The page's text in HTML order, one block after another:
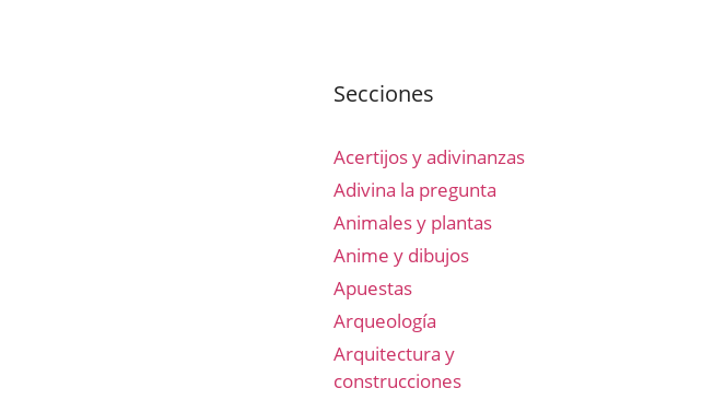
Secciones
Acertijos y adivinanzas
Adivina la pregunta
Animales y plantas
Anime y dibujos
Apuestas
Arqueología
Arquitectura y
construcciones